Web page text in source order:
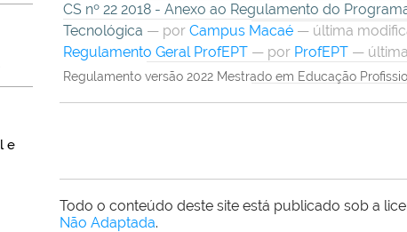
e
CS nº 22 2018 - Anexo ao Regulamento do
Tecnológica — por Campus Macaé — última
Regulamento Geral ProfEPT — por ProfEPT —
Regulamento versão 2022 Mestrado em Educação
Todo o conteúdo deste site está publicado sob a
Não Adaptada.